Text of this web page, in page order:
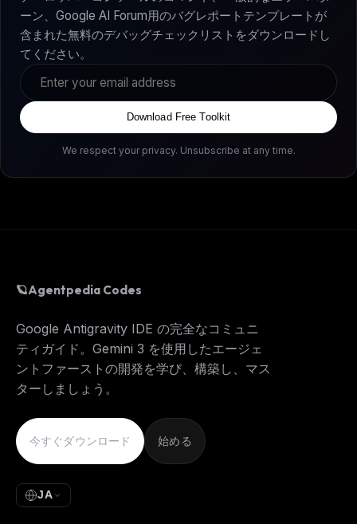
ーン、Google AI Forum用のバグレポートテンプレートが
含まれた無料のデバッグチェックリストをダウンロードし
てください。
Download Free Toolkit
We respect your privacy. Unsubscribe at any time.
🪐Agentpedia Codes
Google Antigravity IDE の完全なコミュニ
ティガイド。Gemini 3 を使用したエージェ
ントファーストの開発を学び、構築し、マス
ターしましょう。
今すぐダウンロード 始める
JA